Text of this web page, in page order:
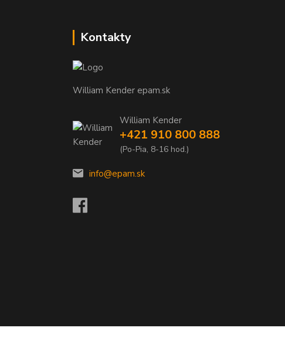
Kontakty
William Kender epam.sk
William Kender
+421 910 800 888
(Po-Pia, 8-16 hod.)
info@epam.sk